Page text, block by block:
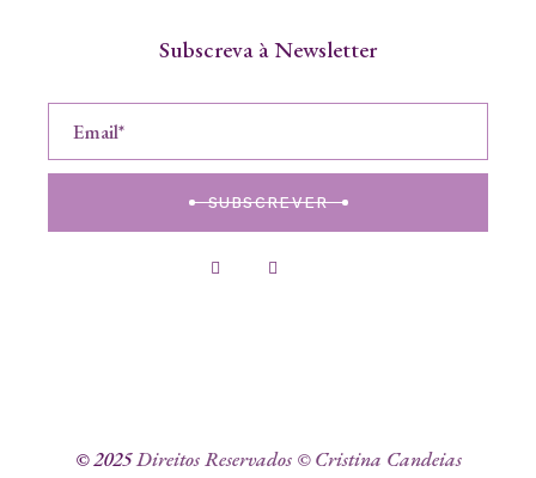
Subscreva à Newsletter
SUBSCREVER
© 2025Direitos Reservados © Cristina Candeias